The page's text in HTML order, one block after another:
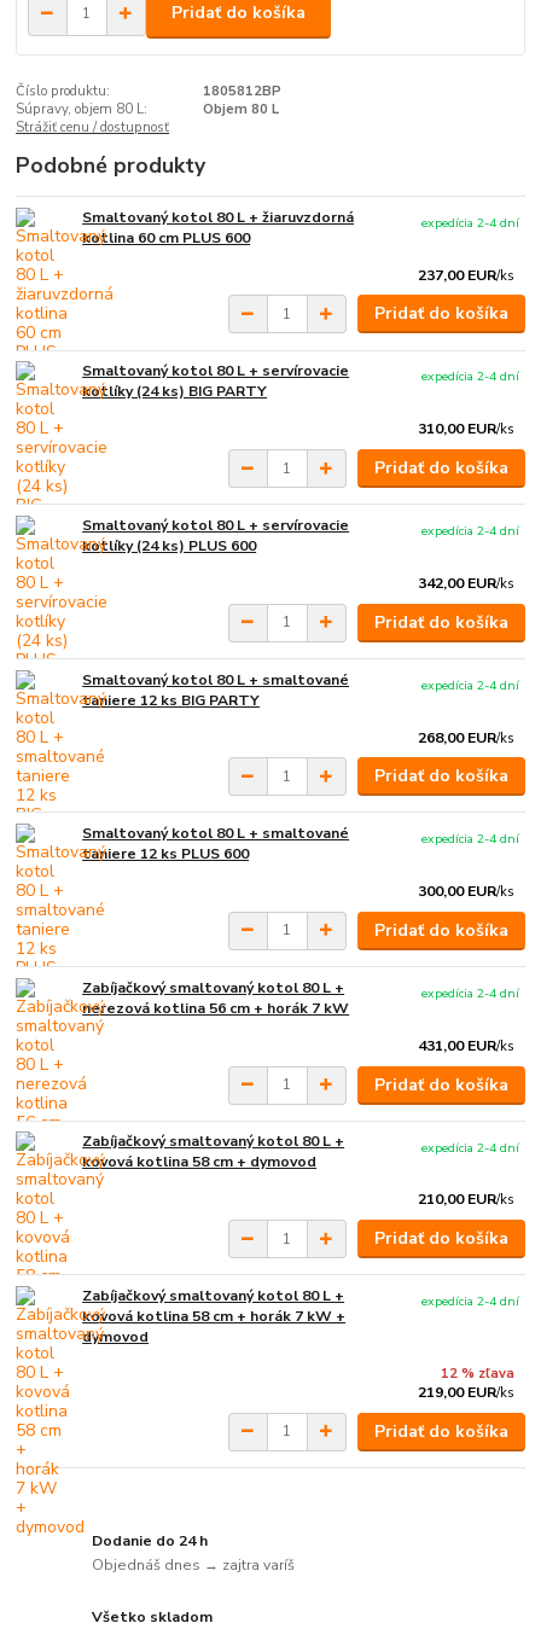
Pridať do košíka
Číslo produktu:
1805812BP
Súpravy, objem 80 L:
Objem 80 L
Strážiť cenu / dostupnosť
Podobné produkty
Smaltovaný kotol 80 L + žiaruvzdorná
kotlina 60 cm PLUS 600
237,00 EUR/ks
expedícia 2-4 dní
Pridať do košíka
Smaltovaný kotol 80 L + servírovacie
kotlíky (24 ks) BIG PARTY
310,00 EUR/ks
expedícia 2-4 dní
Pridať do košíka
Smaltovaný kotol 80 L + servírovacie
kotlíky (24 ks) PLUS 600
342,00 EUR/ks
expedícia 2-4 dní
Pridať do košíka
Smaltovaný kotol 80 L + smaltované
taniere 12 ks BIG PARTY
268,00 EUR/ks
expedícia 2-4 dní
Pridať do košíka
Smaltovaný kotol 80 L + smaltované
taniere 12 ks PLUS 600
300,00 EUR/ks
expedícia 2-4 dní
Pridať do košíka
Zabíjačkový smaltovaný kotol 80 L +
nerezová kotlina 56 cm + horák 7 kW
431,00 EUR/ks
expedícia 2-4 dní
Pridať do košíka
Zabíjačkový smaltovaný kotol 80 L +
kovová kotlina 58 cm + dymovod
210,00 EUR/ks
expedícia 2-4 dní
Pridať do košíka
Zabíjačkový smaltovaný kotol 80 L +
kovová kotlina 58 cm + horák 7 kW +
dymovod
12 % zľava
219,00 EUR/ks
expedícia 2-4 dní
Pridať do košíka
Dodanie do 24 h
Objednáš dnes → zajtra varíš
Všetko skladom